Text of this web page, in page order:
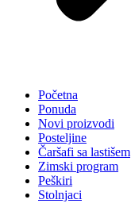
Početna
Ponuda
Novi proizvodi
Posteljine
Čaršafi sa lastišem
Zimski program
Peškiri
Stolnjaci